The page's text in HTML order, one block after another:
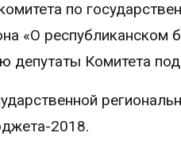
по
«О
депутаты Комитета
2018.